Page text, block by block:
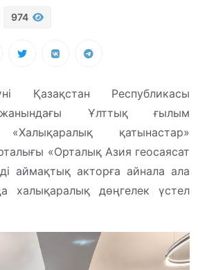
974
Республикасы
жанындағы Ұлттық ғылым
қатынастар»
«Орталық Азия геосаясат
аймақтық акторға айнала ала
халықаралық дөңгелек үстел